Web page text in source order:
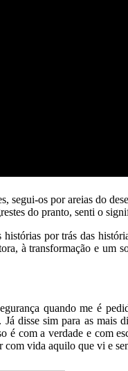
segui-os por areias do
do pranto, senti o
por trás das
à transformação e um
quando me é
disse sim para as mais
é com a verdade e com
com vida aquilo que vi e